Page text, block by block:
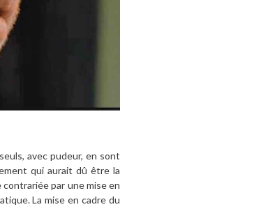
avec pudeur, en sont
qui aurait dû être la
par une mise en
La mise en cadre du